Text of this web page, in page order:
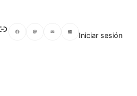
Iniciar sesión